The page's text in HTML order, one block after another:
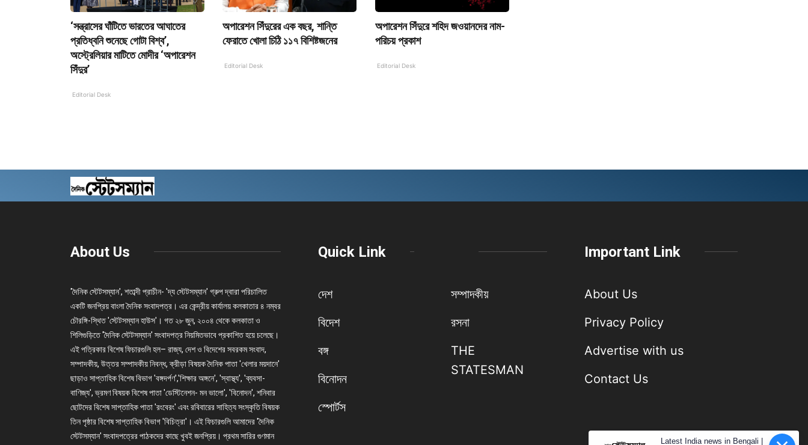
‘সন্ত্রাসের ঘাঁটিতে ভারতের আঘাতের
প্রতিধ্বনি শুনেছে গোটা বিশ্ব’,
অস্ট্রেলিয়ার মাটিতে মোদীর ‘অপারেশন
সিঁদুর’
Editorial Desk
অপারেশন সিঁদুরের এক বছর, শান্তি
ফেরাতে খোলা চিঠি ১১৭ বিশিষ্টজনের
Editorial Desk
অপারেশন সিঁদুরে শহিদ জওয়ানদের নাম-
পরিচয় প্রকাশ
Editorial Desk
About Us
'দৈনিক স্টেটসম্যান', শতাব্দী প্রাচীন- 'দ্য স্টেটসম্যান' গ্রুপ দ্বারা পরিচালিত
একটি জনপ্রিয় বাংলা দৈনিক সংবাদপত্র। এর কেন্দ্রীয় কার্যালয় কলকাতার ৪ নম্বর
চৌরঙ্গি-স্থিত 'স্টেটসম্যান হাউস'। গত ২৮ জুন, ২০০৪ থেকে কলকাতা ও
শিলিগুড়িতে 'দৈনিক স্টেটসম্যান' সংবাদপত্র নিয়মিতভাবে প্রকাশিত হয়ে চলেছে।
এই পত্রিকার বিশেষ ফিচারগুলি হল– রাজ্য, দেশ ও বিদেশের সবরকম সংবাদ,
সম্পাদকীয়, উত্তর সম্পাদকীয় নিবন্ধ, ক্রীড়া বিষয়ক দৈনিক পাতা 'খেলার ময়দানে'
ছাড়াও সাপ্তাহিক বিশেষ বিভাগ 'বঙ্গদর্পণ','শিক্ষার অঙ্গনে', 'স্বাস্থ্য', 'ব্যবসা-
বাণিজ্য', ভ্রমণ বিষয়ক বিশেষ পাতা 'ডেস্টিনেশন- মন ভালো', 'বিনোদন', শনিবার
ছোটদের বিশেষ সাপ্তাহিক পাতা 'রংবেরং' এবং রবিবারের সাহিত্য সংস্কৃতি বিষয়ক
তিন পৃষ্ঠার বিশেষ সাপ্তাহিক বিভাগ 'বিচিত্রা'। এই ফিচারগুলি আমাদের 'দৈনিক
স্টেটসম্যান' সংবাদপত্রের পাঠকদের কাছে খুবই জনপ্রিয়। প্রথম সারির গুণমান
Quick Link
দেশ
বিদেশ
বঙ্গ
বিনোদন
স্পোর্টস
সম্পাদকীয়
রসনা
THE
STATESMAN
Important Link
About Us
Privacy Policy
Advertise with us
Contact Us
Latest India news in Bengali |